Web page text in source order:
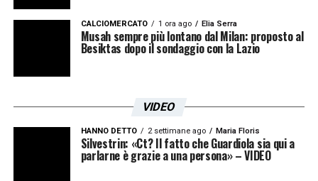
CALCIOMERCATO 1 ora ago Elia Serra
Musah sempre più lontano dal Milan: proposto al
Besiktas dopo il sondaggio con la Lazio
VIDEO
HANNO DETTO 2 settimane ago Maria Floris
Silvestrin: «Ct? Il fatto che Guardiola sia qui a
parlarne è grazie a una persona» – VIDEO